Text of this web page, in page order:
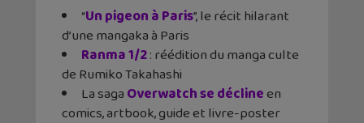
“Un pigeon à Paris”, le récit hilarant
d’une mangaka à Paris
Ranma 1/2: réédition du manga culte
de Rumiko Takahashi
La sagaOverwatch se déclineen
comics, artbook, guide et livre-poster